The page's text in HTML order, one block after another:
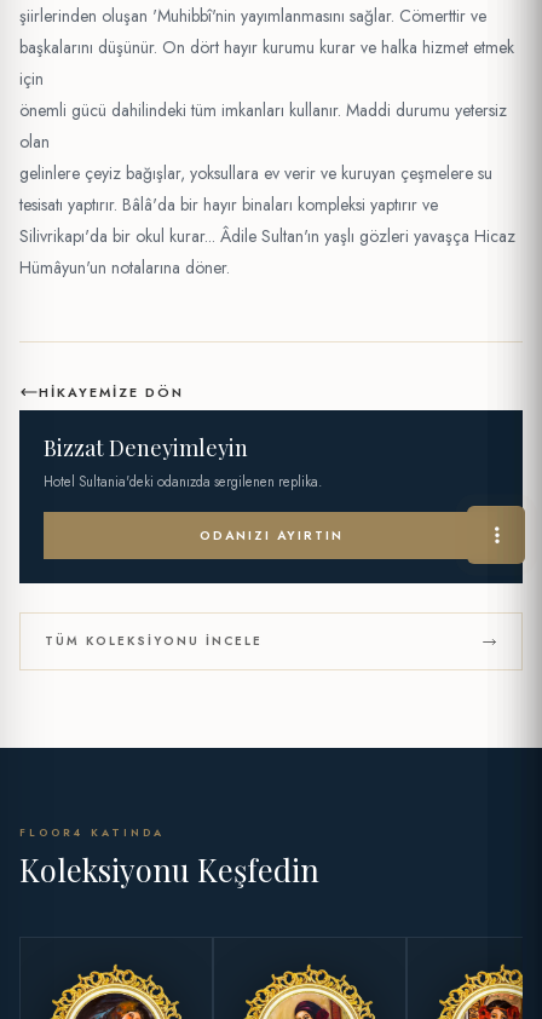
şiirlerinden oluşan 'Muhibbî'nin yayımlanmasını sağlar. Cömerttir ve
başkalarını düşünür. On dört hayır kurumu kurar ve halka hizmet etmek
için
önemli gücü dahilindeki tüm imkanları kullanır. Maddi durumu yetersiz
olan
gelinlere çeyiz bağışlar, yoksullara ev verir ve kuruyan çeşmelere su
tesisatı yaptırır. Bâlâ'da bir hayır binaları kompleksi yaptırır ve
Silivrikapı'da bir okul kurar... Âdile Sultan'ın yaşlı gözleri yavaşça Hicaz
Hümâyun'un notalarına döner.
HIKAYEMIZE DÖN
Bizzat Deneyimleyin
Hotel Sultania'deki odanızda sergilenen replika.
ODANIZI AYIRTIN
TÜM KOLEKSIYONU İNCELE
FLOOR4 KATINDA
Koleksiyonu Keşfedin